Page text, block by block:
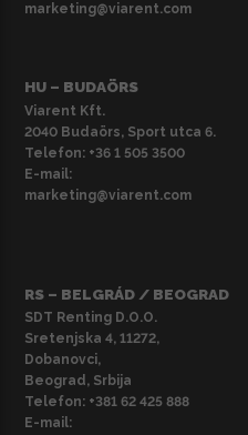
marketing@viarent.com
HU – BUDAÖRS
Viarent Kft.
2040 Budaörs, Sport utca 6.
Telefon: +36 1 505 3500
E-mail:
marketing@viarent.com
RS – BELGRÁD / BEOGRAD
SDT Renting D.O.O.
Sretenjska 4, 11272,
Dobanovci,
Beograd, Srbija
Telefon: +381 62 425 888
E-mail: